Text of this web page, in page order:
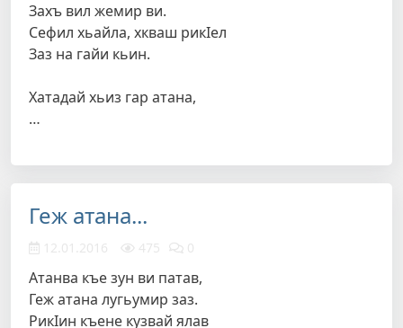
Захъ вил жемир ви.
Сефил хьайла, хкваш рикIел
Заз на гайи кьин.
Хатадай хьиз гар атана,
…
Геж атана...
12.01.2016 475 0
Атанва къе зун ви патав,
Геж атана лугьумир заз.
РикIин къене кузвай ялав